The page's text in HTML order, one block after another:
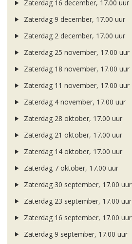
Zaterdag 16 december, 17.00 uur
Zaterdag 9 december, 17.00 uur
Zaterdag 2 december, 17.00 uur
Zaterdag 25 november, 17.00 uur
Zaterdag 18 november, 17.00 uur
Zaterdag 11 november, 17.00 uur
Zaterdag 4 november, 17.00 uur
Zaterdag 28 oktober, 17.00 uur
Zaterdag 21 oktober, 17.00 uur
Zaterdag 14 oktober, 17.00 uur
Zaterdag 7 oktober, 17.00 uur
Zaterdag 30 september, 17.00 uur
Zaterdag 23 september, 17.00 uur
Zaterdag 16 september, 17.00 uur
Zaterdag 9 september, 17.00 uur